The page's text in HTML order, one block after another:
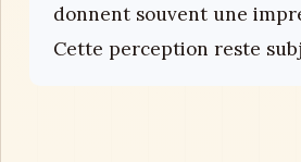
donnent souvent une
Cette perception reste